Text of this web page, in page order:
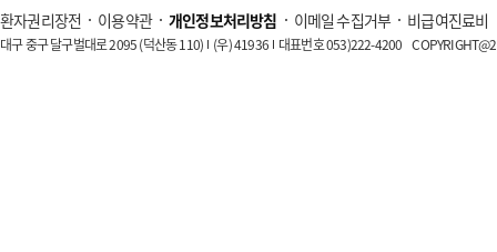
환자권리장전 이용약관 개인정보처리방침 이메일 수집거부 비급여진료비
대구 중구 달구벌대로 2095 (덕산동 110) (우) 41936 대표번호 053)222-4200